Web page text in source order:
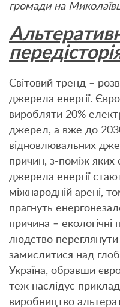
громади на
Світовий тренд –
джерела енергії.
виробляти 20%
джерел, а вже до
відновлювальних
причин, з-поміж яких
джерела енергії
міжнародній арені,
прагнуть
причина –
людство
замислитися над
Україна, обравши
теж наслідує
виробництво